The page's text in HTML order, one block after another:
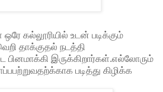
கல்லூரியில் உடன் படிக்கும்
தாக்குதல் நடத்தி
இருக்கிறார்கள்.எல்லோரும்
படித்து கிழிக்க